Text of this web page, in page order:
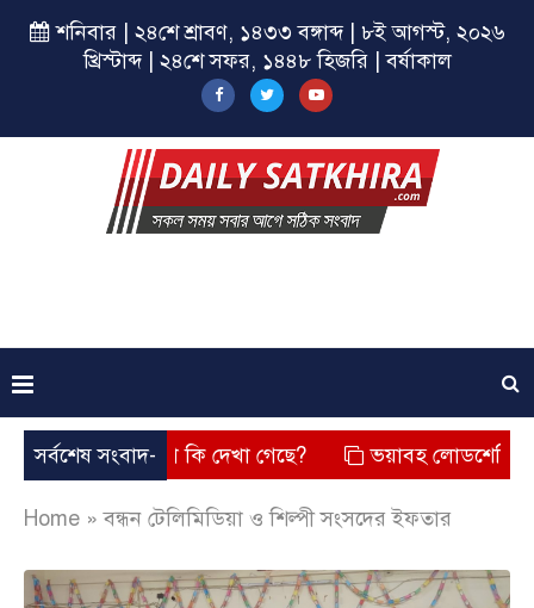
শনিবার | ২৪শে শ্রাবণ, ১৪৩৩ বঙ্গাব্দ | ৮ই আগস্ট, ২০২৬
খ্রিস্টাব্দ | ২৪শে সফর, ১৪৪৮ হিজরি | বর্ষাকাল
সর্বশেষ সংবাদ-
তার চেহারা কি দেখা গেছে? ভয়াবহ লোডশেডিং, বিদ্যুত –
Home »বন্ধন টেলিমিডিয়া ও শিল্পী সংসদের ইফতার